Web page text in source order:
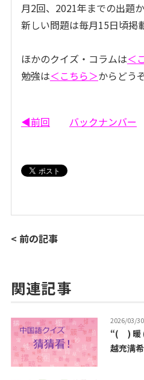
月2回、2021年までの出題
新しい問題は毎月15日頃掲
ほかのクイズ・コラムは＜
勉強は＜こちら＞からどうぞ
◀前回 バックナンバー
< 前の記事
関連記事
2026/03/30
“( ) 暖
越充满